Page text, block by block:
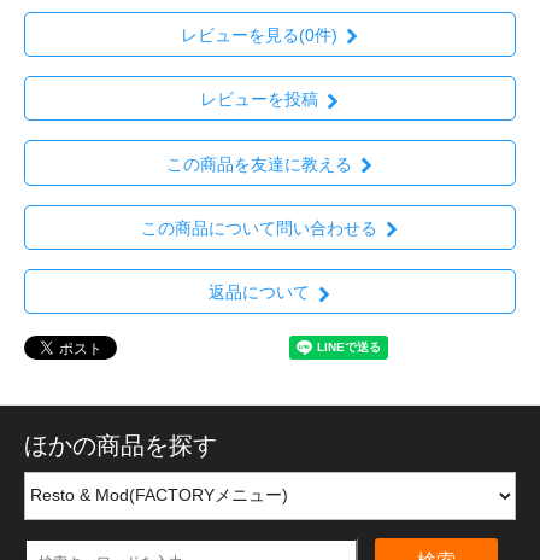
レビューを見る(0件)
レビューを投稿
この商品を友達に教える
この商品について問い合わせる
返品について
ほかの商品を探す